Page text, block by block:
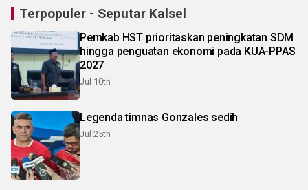
Terpopuler - Seputar Kalsel
Pemkab HST prioritaskan peningkatan SDM
hingga penguatan ekonomi pada KUA-PPAS
2027
Jul 10th
Legenda timnas Gonzales sedih
Jul 25th